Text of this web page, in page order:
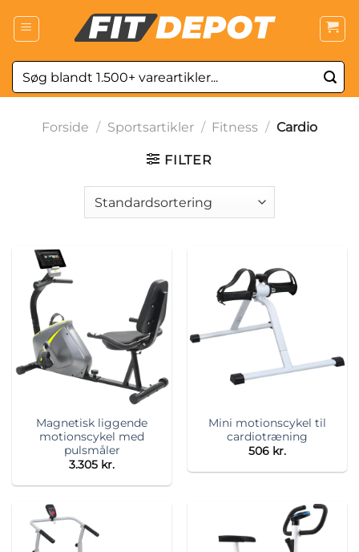
Søg
efter:
Forside / Sportsartikler / Fitness / Cardio
FILTER
Magnetisk liggende
motionscykel med
pulsmåler
3.305 kr.
Mini motionscykel til
cardiotræning
506 kr.